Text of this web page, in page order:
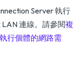
Server 執行
連線。請參閱複
行個體的網路需